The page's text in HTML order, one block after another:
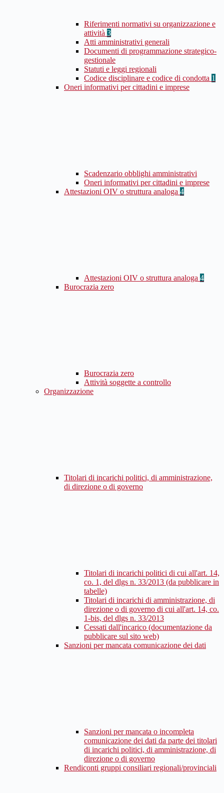
Riferimenti normativi su organizzazione e
attività 3
Atti amministrativi generali
Documenti di programmazione strategico-
gestionale
Statuti e leggi regionali
Codice disciplinare e codice di condotta 1
Oneri informativi per cittadini e imprese
Scadenzario obblighi amministrativi
Oneri informativi per cittadini e imprese
Attestazioni OIV o struttura analoga 4
Attestazioni OIV o struttura analoga 4
Burocrazia zero
Burocrazia zero
Attività soggette a controllo
Organizzazione
Titolari di incarichi politici, di amministrazione,
di direzione o di governo
Titolari di incarichi politici di cui all'art. 14,
co. 1, del dlgs n. 33/2013 (da pubblicare in
tabelle)
Titolari di incarichi di amministrazione, di
direzione o di governo di cui all'art. 14, co.
1-bis, del dlgs n. 33/2013
Cessati dall'incarico (documentazione da
pubblicare sul sito web)
Sanzioni per mancata comunicazione dei dati
Sanzioni per mancata o incompleta
comunicazione dei dati da parte dei titolari
di incarichi politici, di amministrazione, di
direzione o di governo
Rendiconti gruppi consiliari regionali/provinciali